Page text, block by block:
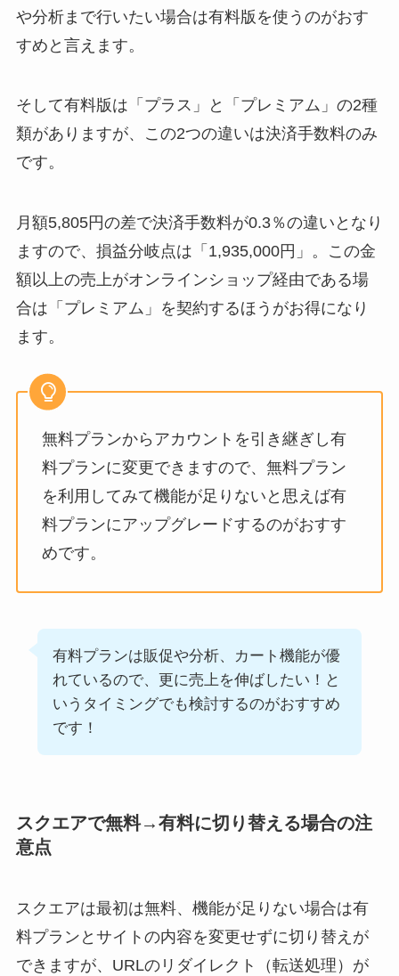
や分析まで行いたい場合は有料版を使うのがおす
すめと言えます。
そして有料版は「プラス」と「プレミアム」の2種
類がありますが、この2つの違いは決済手数料のみ
です。
月額5,805円の差で決済手数料が0.3％の違いとなり
ますので、損益分岐点は「1,935,000円」。この金
額以上の売上がオンラインショップ経由である場
合は「プレミアム」を契約するほうがお得になり
ます。
無料プランからアカウントを引き継ぎし有
料プランに変更できますので、無料プラン
を利用してみて機能が足りないと思えば有
料プランにアップグレードするのがおすす
めです。
有料プランは販促や分析、カート機能が優
れているので、更に売上を伸ばしたい！と
いうタイミングでも検討するのがおすすめ
です！
スクエアで無料→有料に切り替える場合の注
意点
スクエアは最初は無料、機能が足りない場合は有
料プランとサイトの内容を変更せずに切り替えが
できますが、URLのリダイレクト（転送処理）が